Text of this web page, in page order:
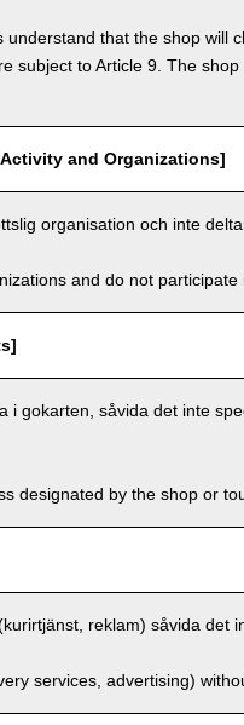
that the shop will
subject to Article 9. The
and Organizations]
organisation och inte
and do not participate
gokarten, såvida det inte
designated by the shop or
reklam) såvida det
services, advertising)